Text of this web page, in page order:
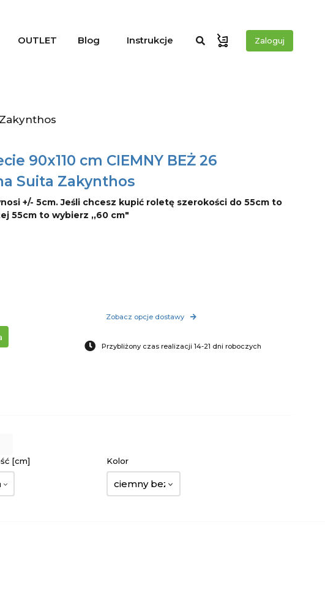
OUTLET Blog Instrukcje Zaloguj
90x110 cm CIEMNY BEŻ 26
Suita Zakynthos
+/- 5cm. Jeśli chcesz kupić roletę szerokości do 55cm to
55cm to wybierz ,,60 cm"
Zobacz opcje dostawy
Przybliżony czas realizacji 14-21 dni roboczych
[cm] Kolor
ciemny beż